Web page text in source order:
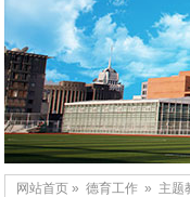
网站首页 » 德育工作 » 主题